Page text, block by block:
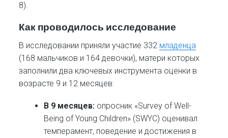
8).
Как проводилось исследование
​В исследовании приняли участие 332 младенца
(168 мальчиков и 164 девочки), матери которых
заполнили два ключевых инструмента оценки в
возрасте 9 и 12 месяцев:
В 9 месяцев: опросник «Survey of Well-
Being of Young Children» (SWYC) оценивал
темперамент, поведение и достижения в